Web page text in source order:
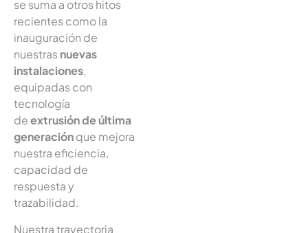
se suma a otros hitos
recientes como la
inauguración de
nuestrasnuevas
instalaciones,
equipadas con
tecnología
deextrusión de última
generaciónque mejora
nuestra eficiencia,
capacidad de
respuesta y
trazabilidad.
Nuestra trayectoria